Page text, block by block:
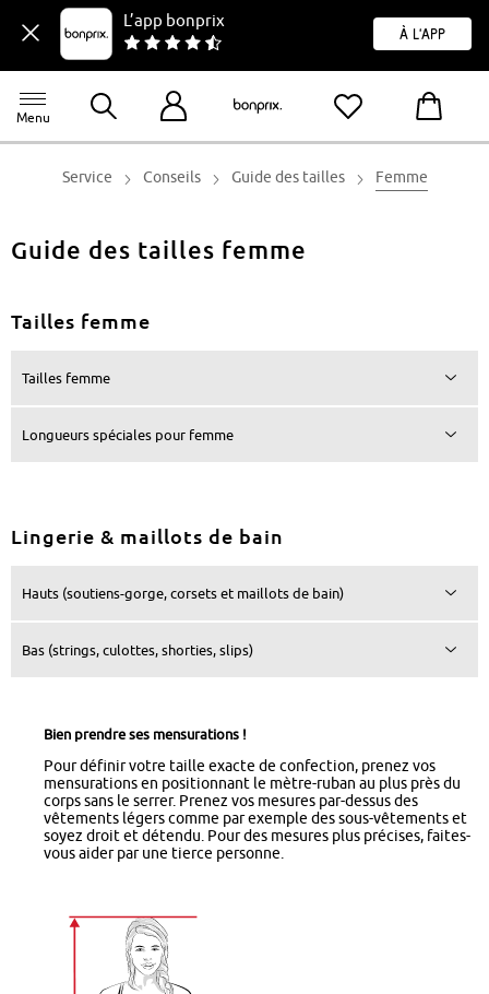
L’app bonprix
À l'app
Menu
Service Conseils Guide des tailles Femme
Guide des tailles femme
Tailles femme
Tailles femme
Longueurs spéciales pour femme
Lingerie & maillots de bain
Hauts (soutiens-gorge, corsets et maillots de bain)
Bas (strings, culottes, shorties, slips)
Bien prendre ses mensurations !
Pour définir votre taille exacte de confection, prenez vos
mensurations en positionnant le mètre-ruban au plus près du
corps sans le serrer. Prenez vos mesures par-dessus des
vêtements légers comme par exemple des sous-vêtements et
soyez droit et détendu. Pour des mesures plus précises, faites-
vous aider par une tierce personne.